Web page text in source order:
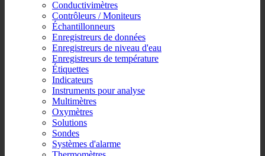
Conductivimètres
Contrôleurs / Moniteurs
Échantillonneurs
Enregistreurs de données
Enregistreurs de niveau d'eau
Enregistreurs de température
Étiquettes
Indicateurs
Instruments pour analyse
Multimètres
Oxymètres
Solutions
Sondes
Systèmes d'alarme